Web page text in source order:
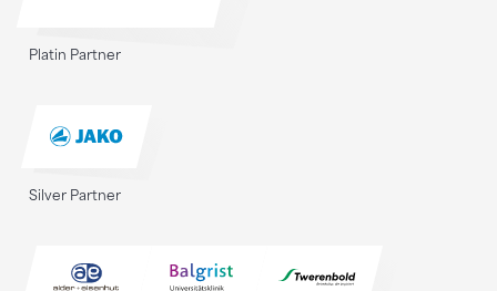
Platin Partner
Silver Partner